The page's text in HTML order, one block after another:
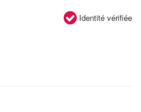
Identité vérifiée